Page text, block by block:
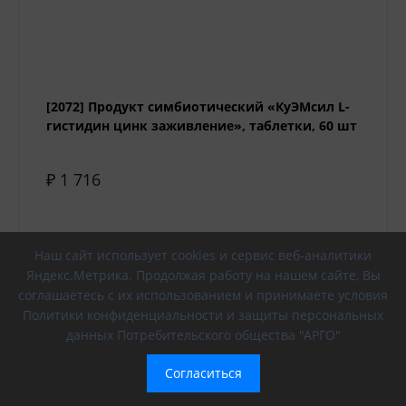
[2072] Продукт симбиотический «КуЭМсил L-
гистидин цинк заживление», таблетки, 60 шт
₽ 1 716
- + В корзину
Наш сайт использует cookies и сервис веб-аналитики
Яндекс.Метрика. Продолжая работу на нашем сайте, Вы
соглашаетесь с их использованием и принимаете условия
Политики конфиденциальности и защиты персональных
данных Потребительского общества "АРГО"
Согласиться